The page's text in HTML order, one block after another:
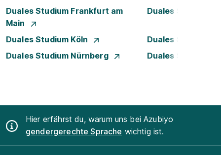
Duales Studium Frankfurt am
Main
Duales Studium
Duales Studium Köln
Duales Studium
Duales Studium Nürnberg
Duales Studium
Hier erfährst du, warum uns bei Azubiyo
gendergerechte Sprache wichtig ist.